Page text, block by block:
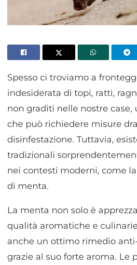
Spesso ci troviamo a
indesiderata di topi, ratti,
non graditi nelle nostre case,
che può richiedere misure
disinfestazione. Tuttavia,
tradizionali
nei contesti moderni, come
di menta.
La menta non solo è
qualità aromatiche e
anche un ottimo rimedio
grazie al suo forte aroma. Le